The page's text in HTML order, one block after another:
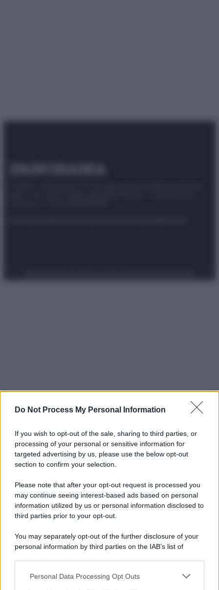
Do Not Process My Personal Information
If you wish to opt-out of the sale, sharing to third parties, or
processing of your personal or sensitive information for
targeted advertising by us, please use the below opt-out
section to confirm your selection.
Please note that after your opt-out request is processed you
may continue seeing interest-based ads based on personal
information utilized by us or personal information disclosed to
third parties prior to your opt-out.
You may separately opt-out of the further disclosure of your
personal information by third parties on the IAB’s list of
This information may also be disclosed by us to third parties
Personal Data Processing Opt Outs